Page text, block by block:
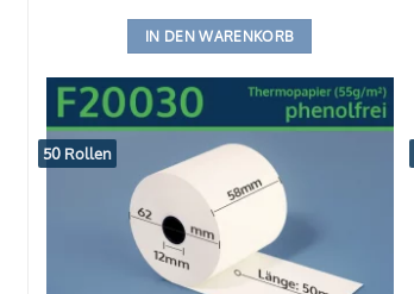
IN DEN WARENKORB
50 Rollen